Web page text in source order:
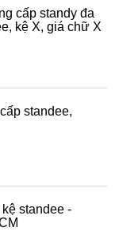
cấp standy đa
kệ X, giá chữ X
standee,
standee -